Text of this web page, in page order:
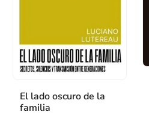
El lado oscuro de la
familia